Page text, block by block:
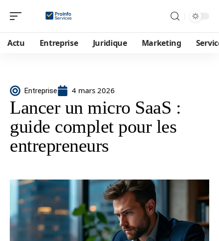
Actu Entreprise Juridique Marketing
Entreprise 4 mars 2026
Lancer un micro SaaS :
guide complet pour les
entrepreneurs